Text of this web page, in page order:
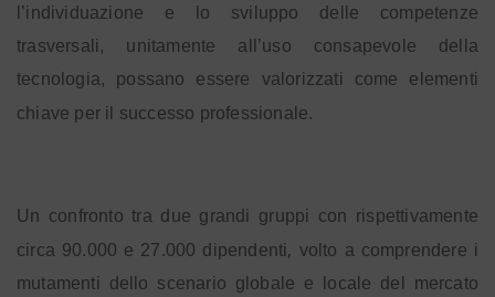
l’individuazione e lo sviluppo delle competenze
trasversali, unitamente all’uso consapevole della
tecnologia, possano essere valorizzati come elementi
chiave per il successo professionale.
Un confronto tra due grandi gruppi con rispettivamente
circa 90.000 e 27.000 dipendenti, volto a comprendere i
mutamenti dello scenario globale e locale del mercato